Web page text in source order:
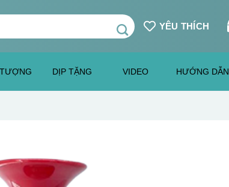
YÊU THÍCH
DỊP TẶNG VIDEO HƯỚNG DẪN